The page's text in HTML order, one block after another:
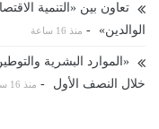
تعاون بين «التنمية
الوالدين» - منذ 16 ساعة
خلال النصف الأول
- منذ 16 ساعة